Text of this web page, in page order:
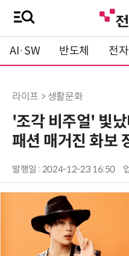
AI·SW 반도체 전자
라이프 > 생활문화
'조각 비주얼' 빛
패션 매거진 화보
발행일 : 2024-12-23 16:50